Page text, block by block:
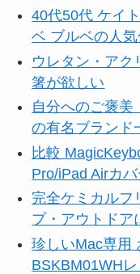
40代50代 ケイ
ベ ブルベの人
ウレタン・アク
箸が欲しい
自分へのご褒
の有名ブランド
比較
Pro/iPad Airカバ
完全ケミカルフ
プ・アウトドア
珍しいMac専用
BSKBM01WH